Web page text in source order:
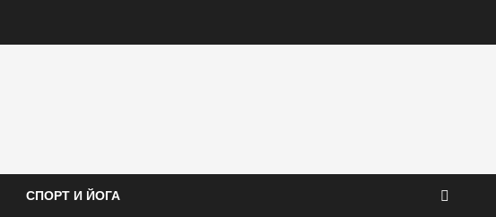
СПОРТ И ЙОГА